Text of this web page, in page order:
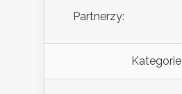
Partnerzy:
Kategorie